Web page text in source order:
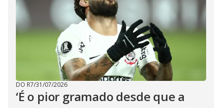
DO R7/31/07/2026
‘É o pior gramado desde que a